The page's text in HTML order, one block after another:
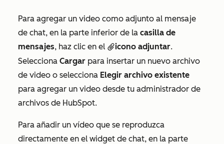
Para agregar un video como adjunto al mensaje
de chat, en la parte inferior de la casilla de
mensajes, haz clic en el attachicono adjuntar.
Selecciona Cargar para insertar un nuevo archivo
de video o selecciona Elegir archivo existente
para agregar un video desde tu administrador de
archivos de HubSpot.
Para añadir un vídeo que se reproduzca
directamente en el widget de chat, en la parte